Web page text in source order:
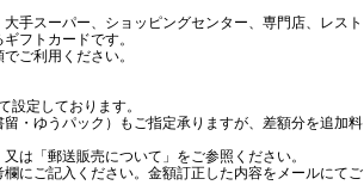
手スーパー、ショッピングセンター、専門店、レスト
フトカードです。
ご利用ください。
設定しております。
・ゆうパック）もご指定承りますが、差額分を追加料
は「郵送販売について」をご参照ください。
にご記入ください。金額訂正した内容をメールにてご